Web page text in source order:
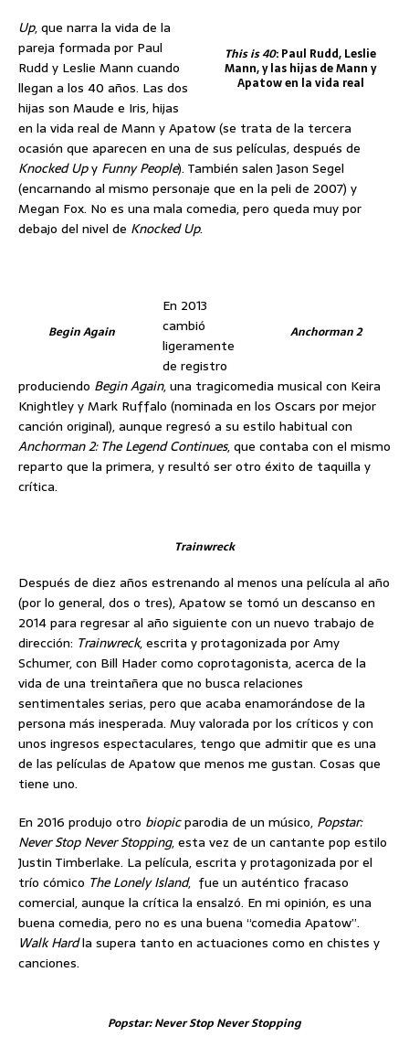
This is 40: Paul Rudd, Leslie
Mann, y las hijas de Mann y
Apatow en la vida real
Up, que narra la vida de la
pareja formada por Paul
Rudd y Leslie Mann cuando
llegan a los 40 años. Las dos
hijas son Maude e Iris, hijas
en la vida real de Mann y Apatow (se trata de la tercera
ocasión que aparecen en una de sus películas, después de
Knocked Upy Funny People). También salen Jason Segel
(encarnando al mismo personaje que en la peli de 2007) y
Megan Fox. No es una mala comedia, pero queda muy por
debajo del nivel de Knocked Up.
Begin Again Anchorman 2
En 2013
cambió
ligeramente
de registro
produciendo Begin Again, una tragicomedia musical con Keira
Knightley y Mark Ruffalo (nominada en los Oscars por mejor
canción original), aunque regresó a su estilo habitual con
Anchorman 2: The Legend Continues, que contaba con el mismo
reparto que la primera, y resultó ser otro éxito de taquilla y
crítica.
Trainwreck
Después de diez años estrenando al menos una película al año
(por lo general, dos o tres), Apatow se tomó un descanso en
2014 para regresar al año siguiente con un nuevo trabajo de
dirección: Trainwreck, escrita y protagonizada por Amy
Schumer, con Bill Hader como coprotagonista, acerca de la
vida de una treintañera que no busca relaciones
sentimentales serias, pero que acaba enamorándose de la
persona más inesperada. Muy valorada por los críticos y con
unos ingresos espectaculares, tengo que admitir que es una
de las películas de Apatow que menos me gustan. Cosas que
tiene uno.
En 2016 produjo otro biopicparodia de un músico, Popstar:
Never Stop Never Stopping, esta vez de un cantante pop estilo
Justin Timberlake. La película, escrita y protagonizada por el
trío cómico The Lonely Island, fue un auténtico fracaso
comercial, aunque la crítica la ensalzó. En mi opinión, es una
buena comedia, pero no es una buena “comedia Apatow”.
Walk Hardla supera tanto en actuaciones como en chistes y
canciones.
Popstar: Never Stop Never Stopping